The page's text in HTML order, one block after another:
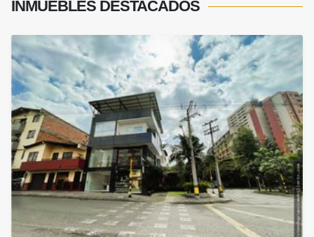
INMUEBLES DESTACADOS